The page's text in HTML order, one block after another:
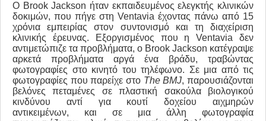
Ο Brook Jackson ήταν εκπαιδευμένος ελεγκτής κλινικών
δοκιμών, που πήγε στη Ventavia έχοντας πάνω από 15
χρόνια εμπειρίας στον συντονισμό και τη διαχείριση
κλινικής έρευνας. Εξοργισμένος που η Ventavia δεν
αντιμετώπιζε τα προβλήματα, ο Brook Jackson κατέγραψε
αρκετά προβλήματα αργά ένα βράδυ, τραβώντας
φωτογραφίες στο κινητό του τηλέφωνο. Σε μια από τις
φωτογραφίες που παρείχε στο TheBMJ, παρουσιάζονται
βελόνες πεταμένες σε πλαστική σακούλα βιολογικού
κινδύνου αντί για κουτί δοχείου αιχμηρών
αντικειμένων, και σε μια άλλη φωτογραφία